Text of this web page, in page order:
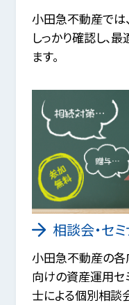
小田急不動産では
しっかり確認し、
ます。
相談会・セ
小田急不動産の各
向けの資産運用セ
士による個別相談